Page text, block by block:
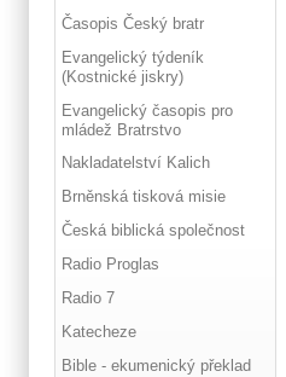
Časopis Český bratr
Evangelický týdeník
(Kostnické jiskry)
Evangelický časopis pro
mládež Bratrstvo
Nakladatelství Kalich
Brněnská tisková misie
Česká biblická společnost
Radio Proglas
Radio 7
Katecheze
Bible - ekumenický překlad